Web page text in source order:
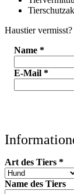
Haustier
Name *
E-Mail *
Art des Tiers *
Name des Tiers